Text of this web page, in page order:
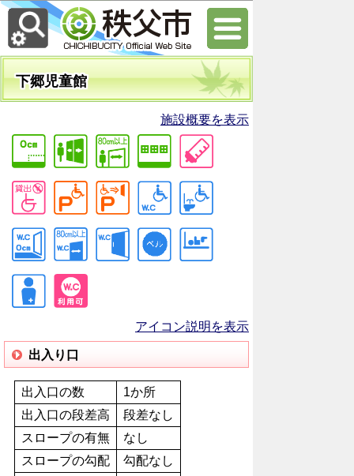
下郷児童館
施設概要を表示
アイコン説明を表示
出入り口
出入口の数
1か所
出入口の段差高
段差なし
スロープの有無
なし
スロープの勾配
勾配なし